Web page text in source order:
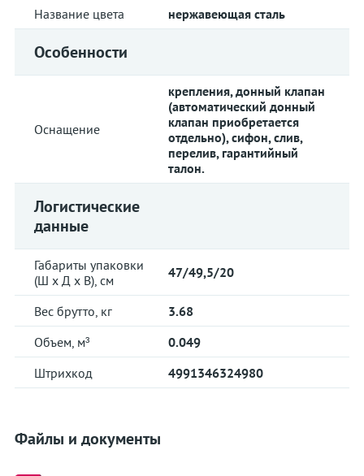
Название цвета нержавеющая сталь
Особенности
Оснащение
крепления, донный клапан
(автоматический донный
клапан приобретается
отдельно), сифон, слив,
перелив, гарантийный
талон.
Логистические
данные
Габариты упаковки
(Ш х Д х В), см
47/49,5/20
Вес брутто, кг
3.68
Объем, м³
0.049
Штрихкод
4991346324980
Файлы и документы